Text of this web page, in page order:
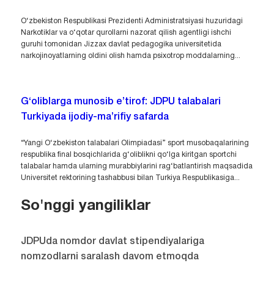
O‘zbekiston Respublikasi Prezidenti Administratsiyasi huzuridagi
Narkotiklar va o‘qotar qurollarni nazorat qilish agentligi ishchi
guruhi tomonidan Jizzax davlat pedagogika universitetida
narkojinoyatlarning oldini olish hamda psixotrop moddalarning...
G‘oliblarga munosib e’tirof: JDPU talabalari
Turkiyada ijodiy-ma’rifiy safarda
“Yangi O‘zbekiston talabalari Olimpiadasi” sport musobaqalarining
respublika final bosqichlarida g‘oliblikni qo‘lga kiritgan sportchi
talabalar hamda ularning murabbiylarini rag‘batlantirish maqsadida
Universitet rektorining tashabbusi bilan Turkiya Respublikasiga...
So'nggi yangiliklar
JDPUda nomdor davlat stipendiyalariga
nomzodlarni saralash davom etmoqda